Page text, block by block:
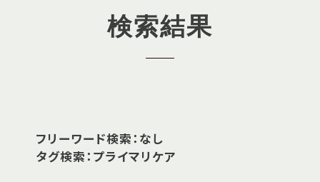
検索結果
フリーワード検索：なし
タグ検索：プライマリケア